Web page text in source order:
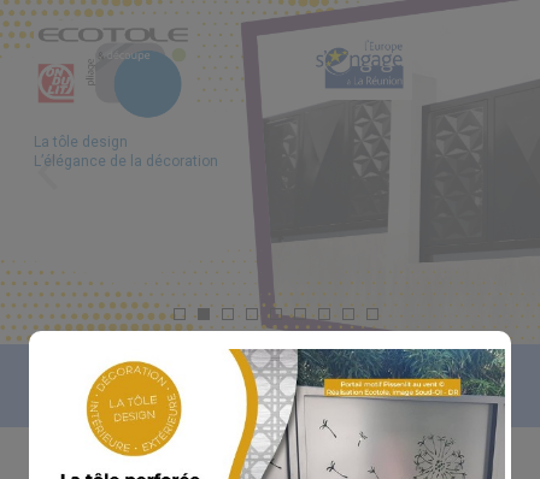
La tôle design
L’élégance de la décoration